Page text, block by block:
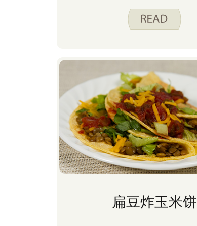
扁豆炸玉米饼